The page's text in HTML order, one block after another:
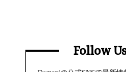
Follow